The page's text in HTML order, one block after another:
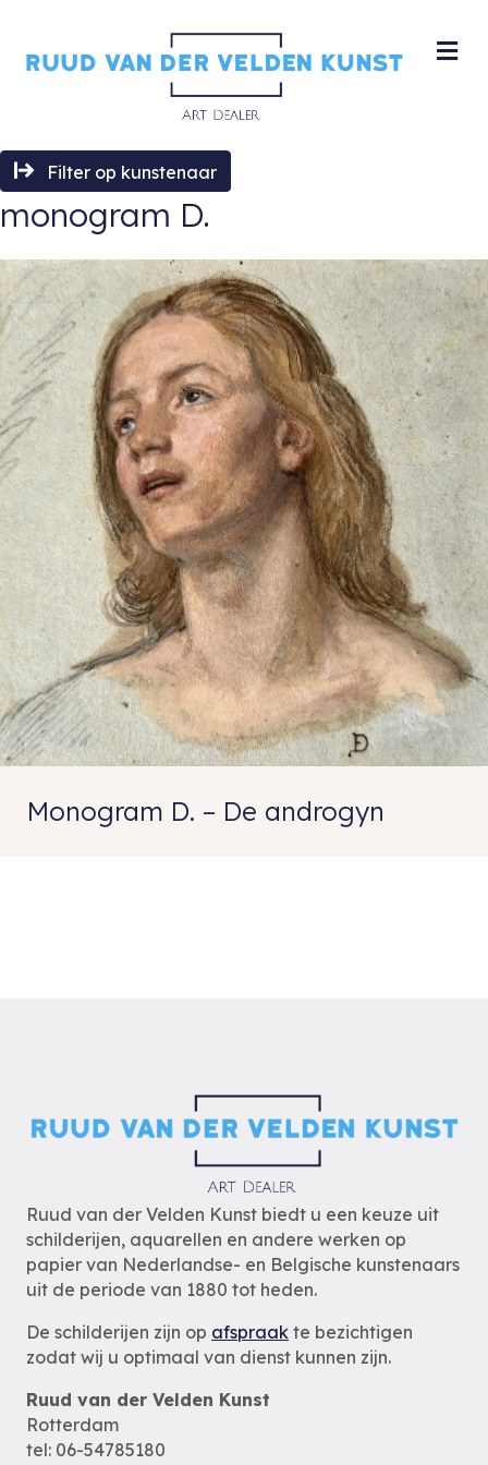
Filter op kunstenaar
monogram D.
Monogram D. – De androgyn
Ruud van der Velden Kunst biedt u een keuze uit
schilderijen, aquarellen en andere werken op
papier van Nederlandse- en Belgische kunstenaars
uit de periode van 1880 tot heden.
De schilderijen zijn op afspraak te bezichtigen
zodat wij u optimaal van dienst kunnen zijn.
Ruud van der Velden Kunst
Rotterdam
tel: 06-54785180